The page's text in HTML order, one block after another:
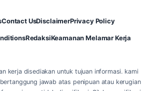
Contact UsDisclaimerPrivacy Policy
RedaksiKeamanan Melamar Kerja
kerja disediakan untuk tujuan informasi. kami
jawab atas penipuan atau kerugian